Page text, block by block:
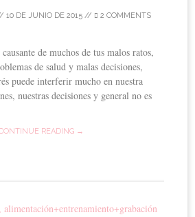
10 DE JUNIO DE 2015 // 2 COMMENTS
de muchos de tus malos ratos,
de salud y malas decisiones,
puede interferir mucho en nuestra
nuestras decisiones y general no es
READING →